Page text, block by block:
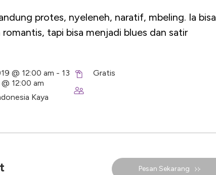
protes, nyeleneh, naratif, mbeling. Ia bisa
tapi bisa menjadi blues dan satir
@ 12:00 am - 13
12:00 am
Kaya
Gratis
Pesan Sekarang